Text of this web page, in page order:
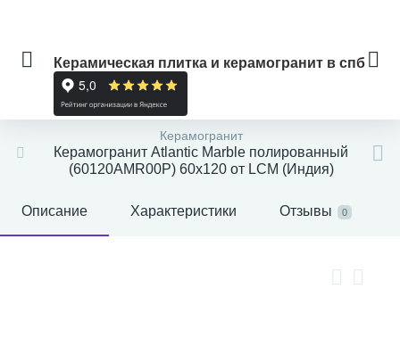
Керамическая плитка и керамогранит в спб
Керамогранит
Керамогранит Atlantic Marble полированный
(60120AMR00P) 60x120 от LCM (Индия)
Описание Характеристики Отзывы 0